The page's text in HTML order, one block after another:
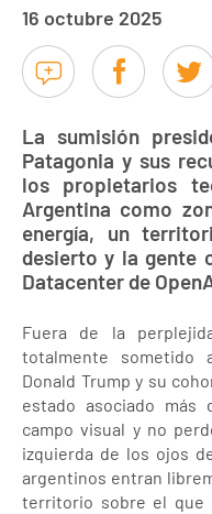
16 octubre 2025
La sumisión
Patagonia y sus
los propietarios
Argentina como
energía, un
desierto y la gente
Datacenter de
Fuera de la
totalmente sometido
Donald Trump y su
estado asociado más
campo visual y no
izquierda de los ojos
argentinos entran
territorio sobre el que